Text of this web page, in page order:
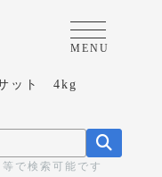
MENU
ット 4kg
で検索可能です